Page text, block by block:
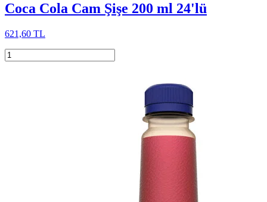
Coca Cola Cam Şişe 200 ml 24'lü
621,60 TL